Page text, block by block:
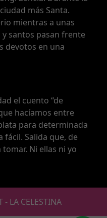
más Santa.
mientras a unas
santos pasan frente
devotos en una
el cuento “de
hacíamos entre
para determinada
fácil. Salida que, de
Ni ellas ni yo
- LA CELESTINA